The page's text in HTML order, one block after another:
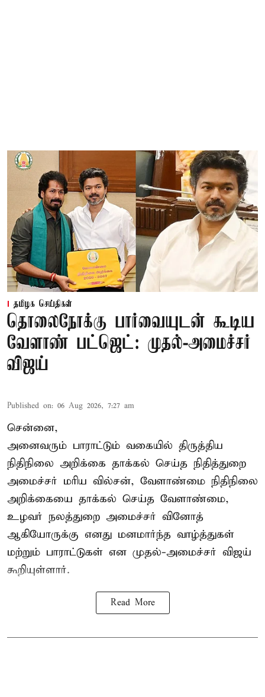
தமிழக செய்திகள்
தொலைநோக்கு பார்வையுடன் கூடிய
வேளாண் பட்ஜெட்: முதல்-அமைச்சர்
விஜய்
Published on: 06 Aug 2026, 7:27 am
சென்னை,
அனைவரும் பாராட்டும் வகையில் திருத்திய
நிதிநிலை அறிக்கை தாக்கல் செய்த நிதித்துறை
அமைச்சர் மரிய வில்சன், வேளாண்மை நிதிநிலை
அறிக்கையை தாக்கல் செய்த வேளாண்மை,
உழவர் நலத்துறை அமைச்சர் வினோத்
ஆகியோருக்கு எனது மனமார்ந்த வாழ்த்துகள்
மற்றும் பாராட்டுகள் என முதல்-அமைச்சர் விஜய்
கூறியுள்ளார்.
Read More